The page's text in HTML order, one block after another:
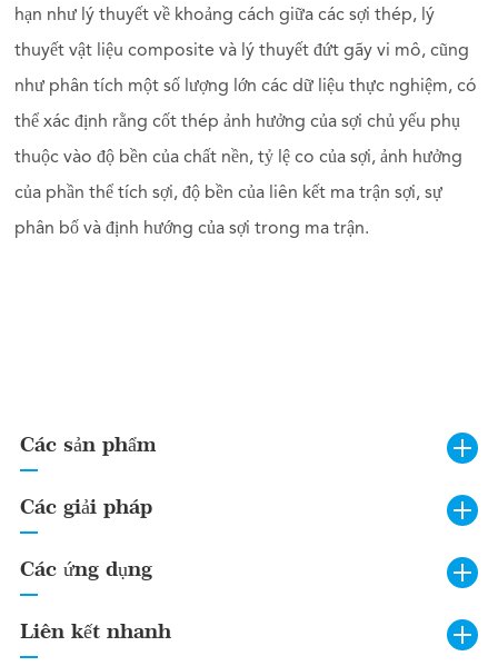
hạn như lý thuyết về khoảng cách giữa các sợi thép, lý
thuyết vật liệu composite và lý thuyết đứt gãy vi mô, cũng
như phân tích một số lượng lớn các dữ liệu thực nghiệm, có
thể xác định rằng cốt thép ảnh hưởng của sợi chủ yếu phụ
thuộc vào độ bền của chất nền, tỷ lệ co của sợi, ảnh hưởng
của phần thể tích sợi, độ bền của liên kết ma trận sợi, sự
phân bố và định hướng của sợi trong ma trận.
Các sản phẩm
Các giải pháp
Các ứng dụng
Liên kết nhanh